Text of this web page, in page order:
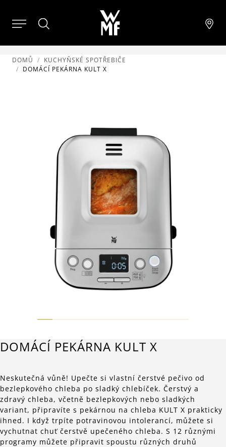
DOMŮ
KUCHYŇSKÉ SPOTŘEBIČE
DOMÁCÍ PEKÁRNA KULT X
DOMÁCÍ PEKÁRNA KULT X
Neskutečná vůně! Upečte si vlastní čerstvé pečivo od
bezlepkového chleba po sladký chlebíček. Čerstvý a
zdravý chleba, včetně bezlepkových nebo sladkých
variant, připravíte s pekárnou na chleba KULT X prakticky
ihned. I když trpíte potravinovou intolerancí, můžete si
vychutnat chuť čerstvě upečeného chleba. S 12 různými
programy můžete připravit spoustu různých druhů